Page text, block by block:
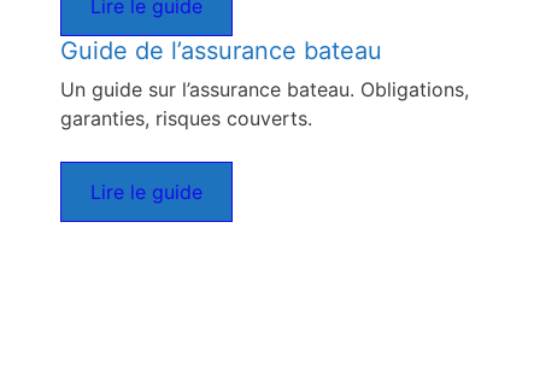
Lire le guide
Guide de l’assurance bateau
Un guide sur l’assurance bateau. Obligations,
garanties, risques couverts.
Lire le guide